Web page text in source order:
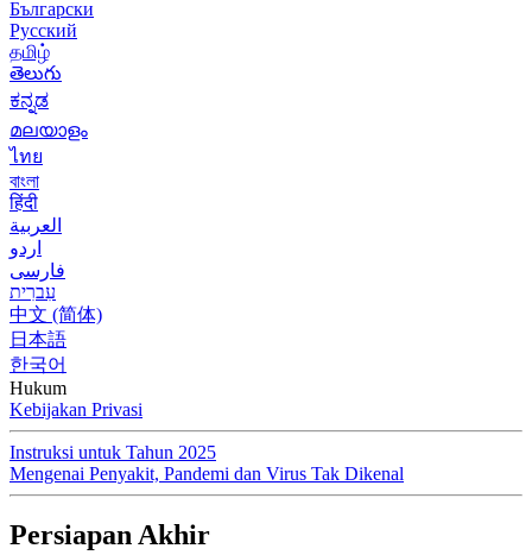
Български
Русский
தமிழ்
తెలుగు
ಕನ್ನಡ
മലയാളം
ไทย
বাংলা
हिंदी
العربية
اردو
فارسی
עִברִית
中文 (简体)
日本語
한국어
Hukum
Kebijakan Privasi
Instruksi untuk Tahun 2025
Mengenai Penyakit, Pandemi dan Virus Tak Dikenal
Persiapan Akhir